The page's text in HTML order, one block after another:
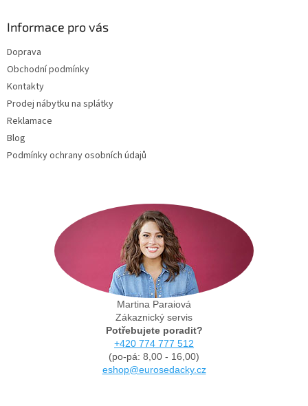
Informace pro vás
Doprava
Obchodní podmínky
Kontakty
Prodej nábytku na splátky
Reklamace
Blog
Podmínky ochrany osobních údajů
Martina Paraiová
Zákaznický servis
Potřebujete poradit?
+420 774 777 512
(po-pá: 8,00 - 16,00)
eshop@eurosedacky.cz